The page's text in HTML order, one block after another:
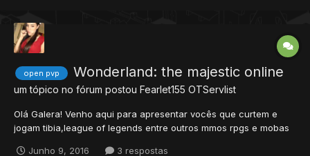
open pvp Wonderland: the majestic online
um tópico no fórum postou Fearlet155 OTServlist
Olá Galera! Venho aqui para apresentar vocês que curtem e
jogam tibia,league of legends entre outros mmos rpgs e mobas
Junho 9, 2016 3 respostas